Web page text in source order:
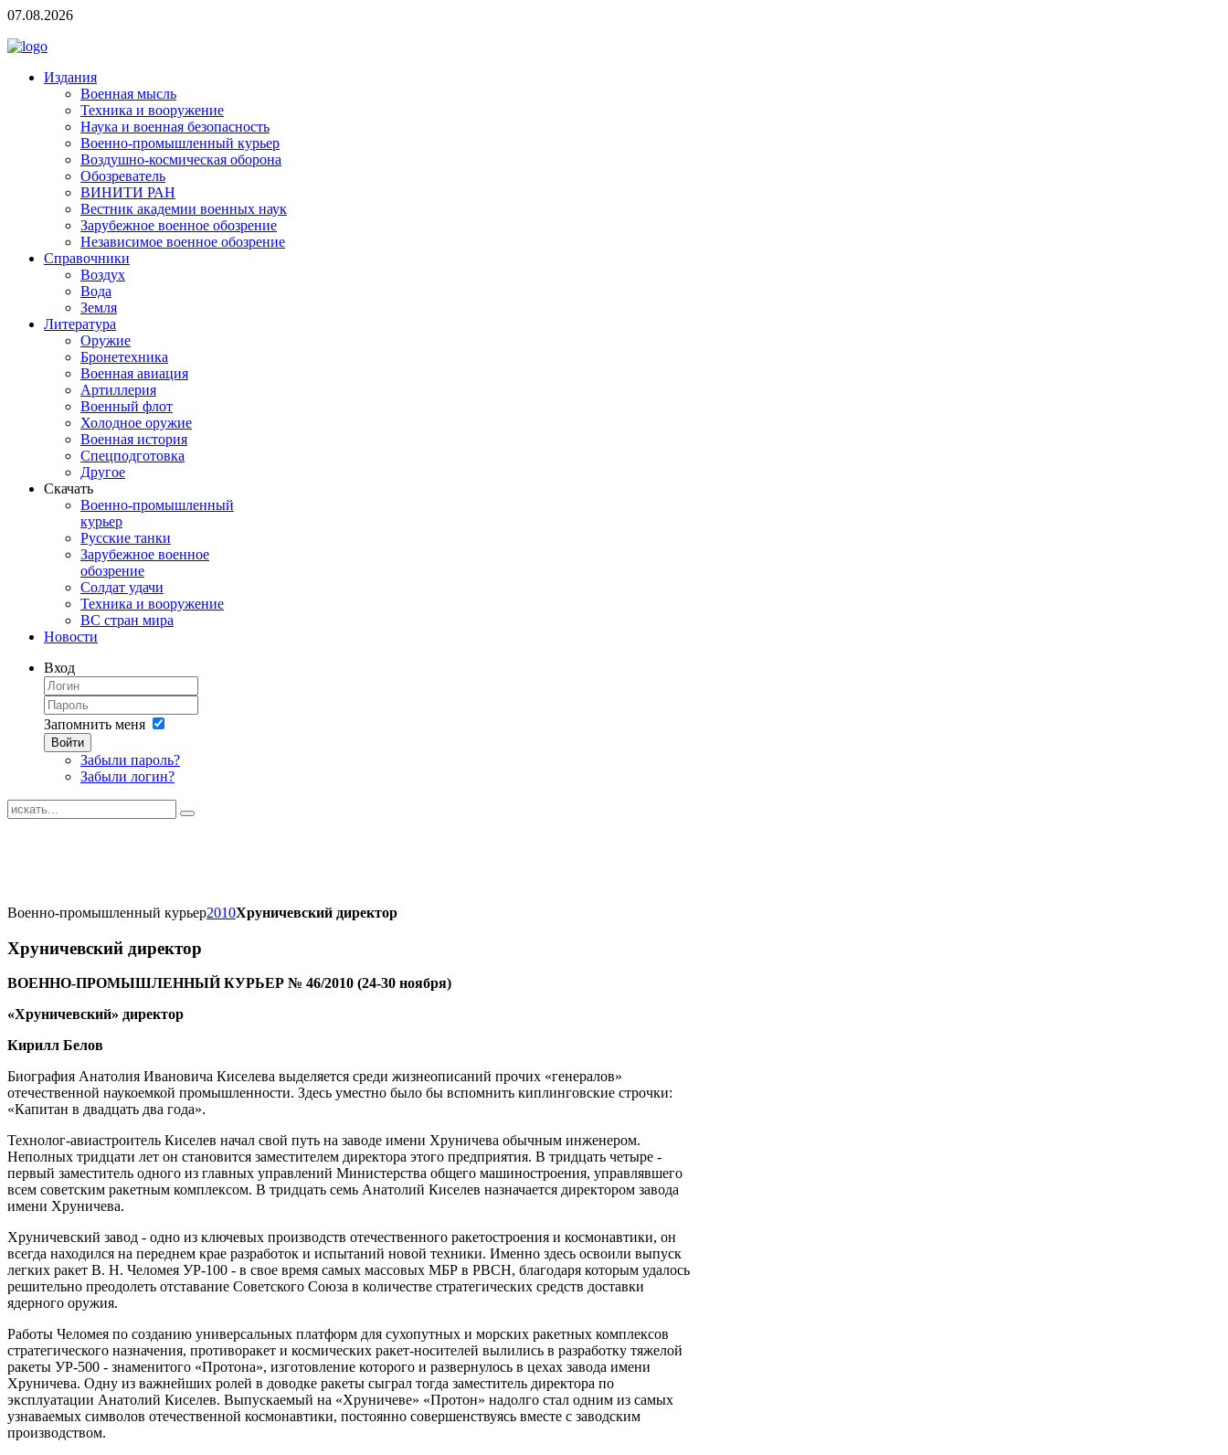
07.08.2026
Издания
Военная мысль
Техника и вооружение
Наука и военная безопасность
Военно-промышленный курьер
Воздушно-космическая оборона
Обозреватель
ВИНИТИ РАН
Вестник академии военных наук
Зарубежное военное обозрение
Независимое военное обозрение
Справочники
Воздух
Вода
Земля
Литература
Оружие
Бронетехника
Военная авиация
Артиллерия
Военный флот
Холодное оружие
Военная история
Спецподготовка
Другое
Скачать
Военно-промышленный
курьер
Русские танки
Зарубежное военное
обозрение
Солдат удачи
Техника и вооружение
ВС стран мира
Новости
Вход
Запомнить меня
Войти
Забыли пароль?
Забыли логин?
Военно-промышленный курьер2010Хруничевский директор
Хруничевский директор
ВОЕННО-ПРОМЫШЛЕННЫЙ КУРЬЕР № 46/2010 (24-30 ноября)
«Хруничевский» директор
Кирилл Белов
Биография Анатолия Ивановича Киселева выделяется среди жизнеописаний прочих «генералов»
отечественной наукоемкой промышленности. Здесь уместно было бы вспомнить киплинговские строчки:
«Капитан в двадцать два года».
Технолог-авиастроитель Киселев начал свой путь на заводе имени Хруничева обычным инженером.
Неполных тридцати лет он становится заместителем директора этого предприятия. В тридцать четыре -
первый заместитель одного из главных управлений Министерства общего машиностроения, управлявшего
всем советским ракетным комплексом. В тридцать семь Анатолий Киселев назначается директором завода
имени Хруничева.
Хруничевский завод - одно из ключевых производств отечественного ракетостроения и космонавтики, он
всегда находился на переднем крае разработок и испытаний новой техники. Именно здесь освоили выпуск
легких ракет В. Н. Челомея УР-100 - в свое время самых массовых МБР в РВСН, благодаря которым удалось
решительно преодолеть отставание Советского Союза в количестве стратегических средств доставки
ядерного оружия.
Работы Челомея по созданию универсальных платформ для сухопутных и морских ракетных комплексов
стратегического назначения, противоракет и космических ракет-носителей вылились в разработку тяжелой
ракеты УР-500 - знаменитого «Протона», изготовление которого и развернулось в цехах завода имени
Хруничева. Одну из важнейших ролей в доводке ракеты сыграл тогда заместитель директора по
эксплуатации Анатолий Киселев. Выпускаемый на «Хруничеве» «Протон» надолго стал одним из самых
узнаваемых символов отечественной космонавтики, постоянно совершенствуясь вместе с заводским
производством.